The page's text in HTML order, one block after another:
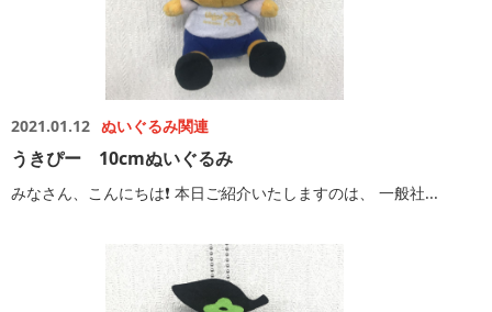
2021.01.12 ぬいぐるみ関連
うきぴー 10cmぬいぐるみ
みなさん、こんにちは❗️ 本日ご紹介いたしますのは、 一般社...